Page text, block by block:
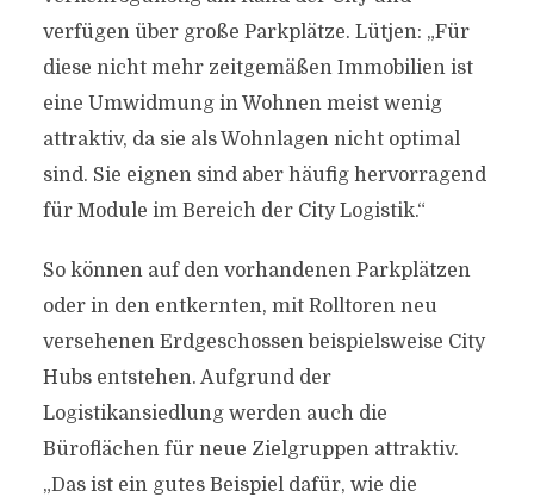
verfügen über große Parkplätze. Lütjen: „Für
diese nicht mehr zeitgemäßen Immobilien ist
eine Umwidmung in Wohnen meist wenig
attraktiv, da sie als Wohnlagen nicht optimal
sind. Sie eignen sind aber häufig hervorragend
für Module im Bereich der City Logistik.“
So können auf den vorhandenen Parkplätzen
oder in den entkernten, mit Rolltoren neu
versehenen Erdgeschossen beispielsweise City
Hubs entstehen. Aufgrund der
Logistikansiedlung werden auch die
Büroflächen für neue Zielgruppen attraktiv.
„Das ist ein gutes Beispiel dafür, wie die